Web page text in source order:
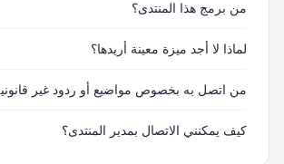
من برمج هذا المنتدى؟
لماذا لا أجد ميزة معينة أريدها؟
من اتصل به بخصوص مواضيع أو ردود غير
كيف يمكنني الاتصال بمدير المنتدى؟